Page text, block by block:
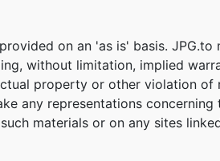
on an 'as is' basis.
without limitation, implied
property or other violation of
any representations
materials or on any sites